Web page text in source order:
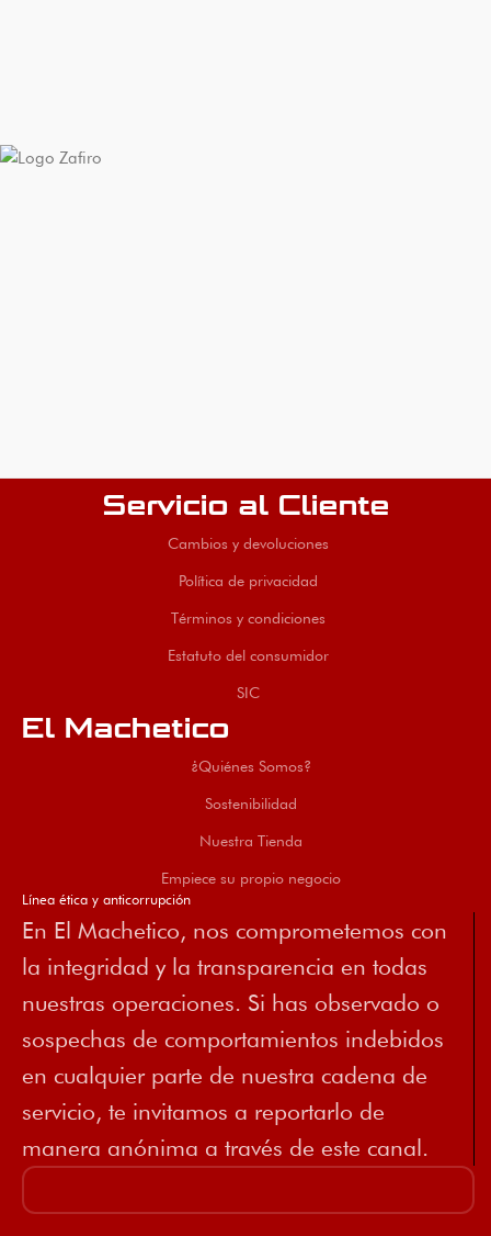
Servicio al Cliente
Cambios y devoluciones
Política de privacidad
Términos y condiciones
Estatuto del consumidor
SIC
El Machetico
¿Quiénes Somos?
Sostenibilidad
Nuestra Tienda
Empiece su propio negocio
Línea ética y anticorrupción
En El Machetico, nos comprometemos con
la integridad y la transparencia en todas
nuestras operaciones. Si has observado o
sospechas de comportamientos indebidos
en cualquier parte de nuestra cadena de
servicio, te invitamos a reportarlo de
manera anónima a través de este canal.